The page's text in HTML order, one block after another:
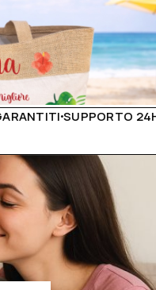
SUPPORTO 24H